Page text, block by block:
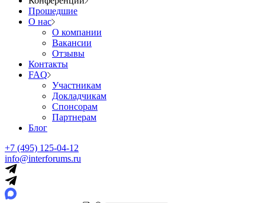
Прошедшие
О нас
О компании
Вакансии
Отзывы
Контакты
FAQ
Участникам
Докладчикам
Спонсорам
Партнерам
Блог
+7 (495) 125-04-12
info@interforums.ru